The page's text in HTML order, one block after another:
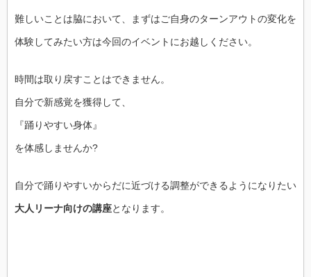
難しいことは脇において、まずはご自身のターンアウトの変化を
体験してみたい方は今回のイベントにお越しください。
時間は取り戻すことはできません。
自分で新感覚を獲得して、
『踊りやすい身体』
を体感しませんか?
自分で踊りやすいからだに近づける調整ができるようになりたい
大人リーナ向けの講座となります。